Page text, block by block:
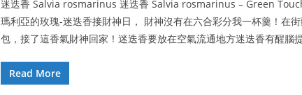
迷迭香 Salvia rosmarinus 迷迭香 Salvia rosmarinus – Green
瑪利亞的玫瑰-迷迭香接財神日， 財神沒有在六合彩分我一杯羹！在
包，接了這香氣財神回家！迷迭香要放在空氣流通地方迷迭香有醒腦
Read More